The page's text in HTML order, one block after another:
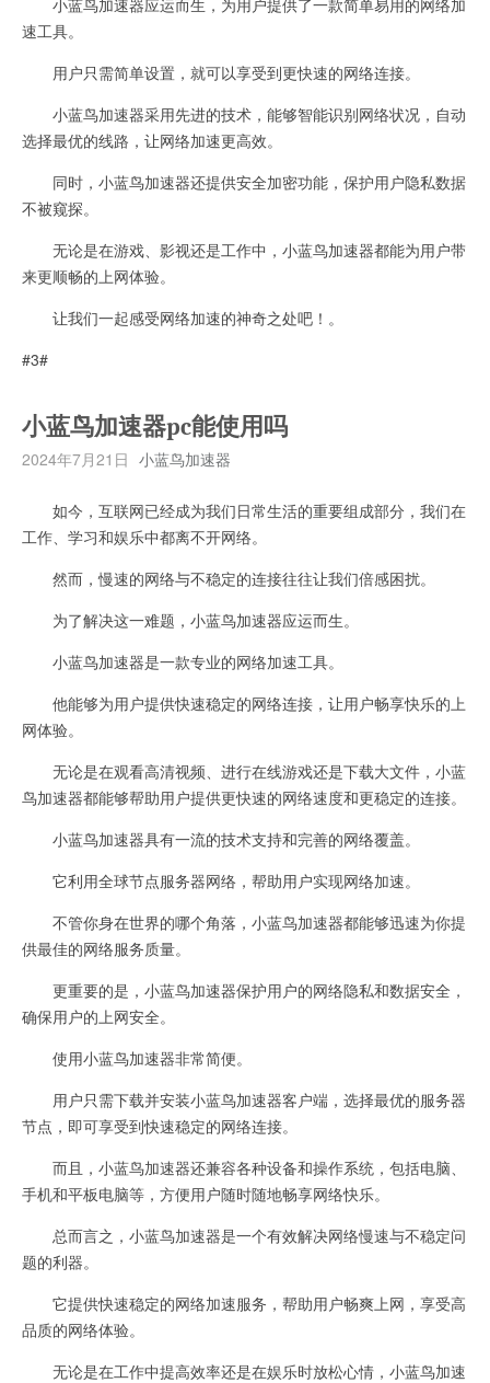
速工具。
用户只需简单设置，就可以享受到更快速的网络连接。
小蓝鸟加速器采用先进的技术，能够智能识别网络状况，自动
选择最优的线路，让网络加速更高效。
同时，小蓝鸟加速器还提供安全加密功能，保护用户隐私数据
不被窥探。
无论是在游戏、影视还是工作中，小蓝鸟加速器都能为用户带
来更顺畅的上网体验。
让我们一起感受网络加速的神奇之处吧！。
#3#
小蓝鸟加速器pc能使用吗
2024年7月21日 小蓝鸟加速器
如今，互联网已经成为我们日常生活的重要组成部分，我们在
工作、学习和娱乐中都离不开网络。
然而，慢速的网络与不稳定的连接往往让我们倍感困扰。
为了解决这一难题，小蓝鸟加速器应运而生。
小蓝鸟加速器是一款专业的网络加速工具。
他能够为用户提供快速稳定的网络连接，让用户畅享快乐的上
网体验。
无论是在观看高清视频、进行在线游戏还是下载大文件，小蓝
鸟加速器都能够帮助用户提供更快速的网络速度和更稳定的连接。
小蓝鸟加速器具有一流的技术支持和完善的网络覆盖。
它利用全球节点服务器网络，帮助用户实现网络加速。
不管你身在世界的哪个角落，小蓝鸟加速器都能够迅速为你提
供最佳的网络服务质量。
更重要的是，小蓝鸟加速器保护用户的网络隐私和数据安全，
确保用户的上网安全。
使用小蓝鸟加速器非常简便。
用户只需下载并安装小蓝鸟加速器客户端，选择最优的服务器
节点，即可享受到快速稳定的网络连接。
而且，小蓝鸟加速器还兼容各种设备和操作系统，包括电脑、
手机和平板电脑等，方便用户随时随地畅享网络快乐。
总而言之，小蓝鸟加速器是一个有效解决网络慢速与不稳定问
题的利器。
它提供快速稳定的网络加速服务，帮助用户畅爽上网，享受高
品质的网络体验。
无论是在工作中提高效率还是在娱乐时放松心情，小蓝鸟加速